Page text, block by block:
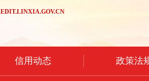
信用动态 政策法